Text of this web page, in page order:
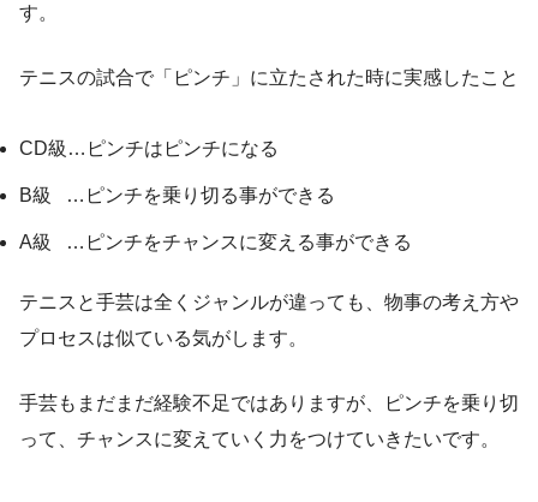
す。
テニスの試合で「ピンチ」に立たされた時に実感したこと
CD級…ピンチはピンチになる
B級 …ピンチを乗り切る事ができる
A級 …ピンチをチャンスに変える事ができる
テニスと手芸は全くジャンルが違っても、物事の考え方や
プロセスは似ている気がします。
手芸もまだまだ経験不足ではありますが、ピンチを乗り切
って、チャンスに変えていく力をつけていきたいです。